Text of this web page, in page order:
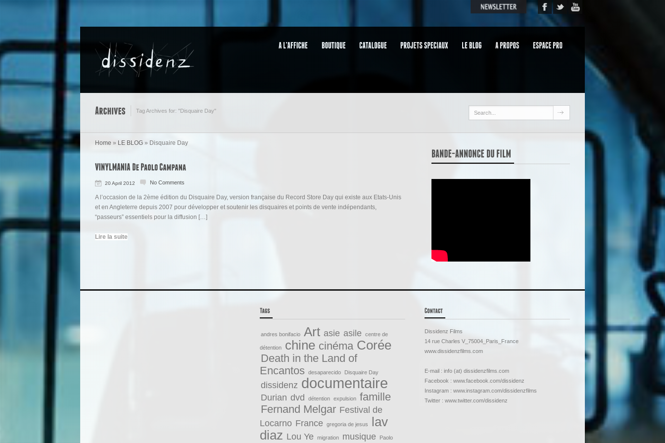
Tag Archives for: "Disquaire Day"
Home » LE BLOG » Disquaire Day
20 April 2012 No Comments
A l’occasion de la 2ème édition du Disquaire Day, version française du Record Store Day qui existe aux Etats-Unis
et en Angleterre depuis 2007 pour développer et soutenir les disquaires et points de vente indépendants,
“passeurs” essentiels pour la diffusion […]
Lire la suite
andres bonifacio Art asie asile centre de
détention chine cinéma Corée
Death in the Land of
Encantos
desaparecido Disquaire Day
dissidenz documentaire
Durian dvd détention expulsion
famille
Fernand Melgar Festival de
Locarno France gregoria de jesus
lav
diaz Lou Ye migration musique Paolo
Dissidenz Films
14 rue Charles V_75004_Paris_France
www.dissidenzfilms.com
E-mail : info (at) dissidenzfilms.com
Facebook : www.facebook.com/dissidenz
Instagram : www.instagram.com/dissidenzfilms
Twitter : www.twitter.com/dissidenz